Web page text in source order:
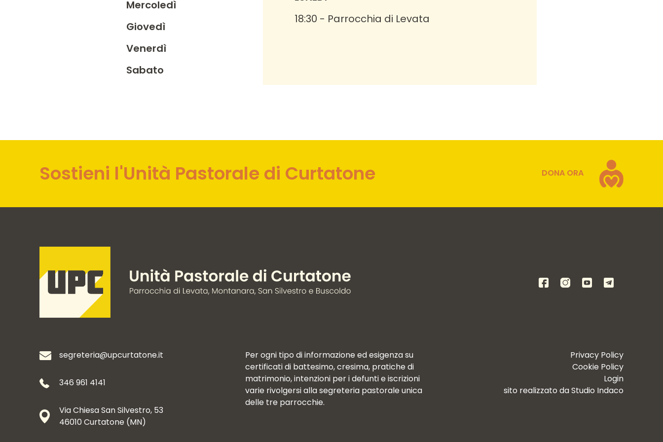
Mercoledì
Giovedì
Venerdì
Sabato
18:30 - Parrocchia di Levata
Sostieni l'Unità Pastorale di Curtatone DONA ORA
segreteria@upcurtatone.it
346 961 4141
Via Chiesa San Silvestro, 53
46010 Curtatone (MN)
Per ogni tipo di informazione ed esigenza su
certificati di battesimo, cresima, pratiche di
matrimonio, intenzioni per i defunti e iscrizioni
varie rivolgersi alla segreteria pastorale unica
delle tre parrocchie.
Privacy Policy
Cookie Policy
Login
sito realizzato daStudio Indaco